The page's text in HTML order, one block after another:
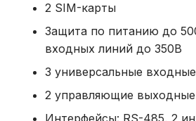
2 SIM-карты
Защита по питанию до
входных линий до 350В
3 универсальные
2 управляющие